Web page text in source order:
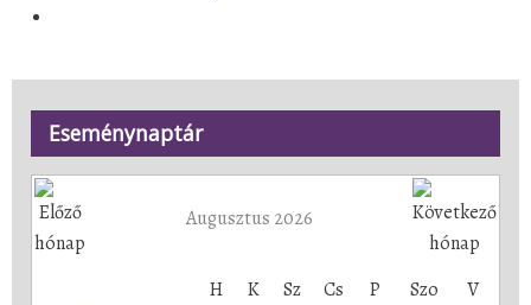
Eseménynaptár
Augusztus 2026
H K Sz Cs P Szo
V